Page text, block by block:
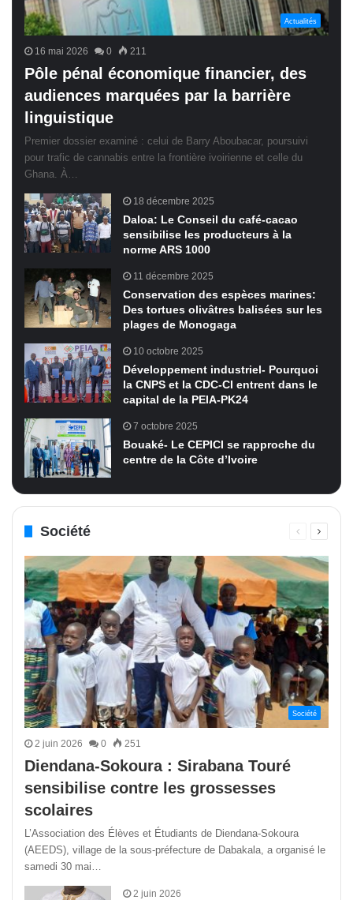
Actualités
16 mai 2026 0 211
Pôle pénal économique financier, des
audiences marquées par la barrière
linguistique
Premier dossier examiné : celui de Barry Aboubacar, poursuivi
pour trafic de cannabis entre la frontière ivoirienne et celle du
Ghana. À…
18 décembre 2025
Daloa: Le Conseil du café-cacao
sensibilise les producteurs à la
norme ARS 1000
11 décembre 2025
Conservation des espèces marines:
Des tortues olivâtres balisées sur les
plages de Monogaga
10 octobre 2025
Développement industriel- Pourquoi
la CNPS et la CDC-CI entrent dans le
capital de la PEIA-PK24
7 octobre 2025
Bouaké- Le CEPICI se rapproche du
centre de la Côte d’Ivoire
Société
PagePage
Société
2 juin 2026 0 251
Diendana-Sokoura : Sirabana Touré
sensibilise contre les grossesses
scolaires
L’Association des Élèves et Étudiants de Diendana-Sokoura
(AEEDS), village de la sous-préfecture de Dabakala, a organisé le
samedi 30 mai…
2 juin 2026